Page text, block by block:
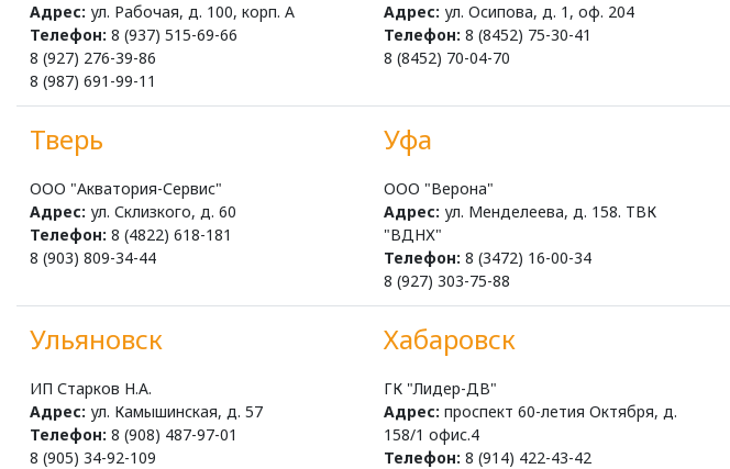
Адрес: ул. Рабочая, д. 100, корп. А
Телефон: 8 (937) 515-69-66
8 (927) 276-39-86
8 (987) 691-99-11
Адрес: ул. Осипова, д. 1, оф. 204
Телефон: 8 (8452) 75-30-41
8 (8452) 70-04-70
Тверь
ООО "Акватория-Сервис"
Адрес: ул. Склизкого, д. 60
Телефон: 8 (4822) 618-181
8 (903) 809-34-44
Уфа
ООО "Верона"
Адрес: ул. Менделеева, д. 158. ТВК
"ВДНХ"
Телефон: 8 (3472) 16-00-34
8 (927) 303-75-88
Ульяновск
ИП Старков Н.А.
Адрес: ул. Камышинская, д. 57
Телефон: 8 (908) 487-97-01
8 (905) 34-92-109
Хабаровск
ГК "Лидер-ДВ"
Адрес: проспект 60-летия Октября, д.
158/1 офис.4
Телефон: 8 (914) 422-43-42